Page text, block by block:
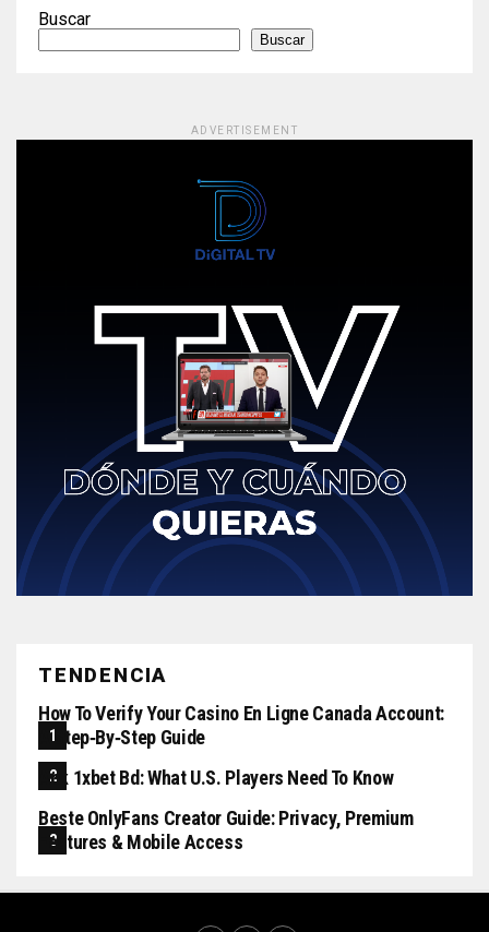
Buscar
Buscar
ADVERTISEMENT
TENDENCIA
How To Verify Your Casino En Ligne Canada Account:
A Step‑by‑step Guide
Apk 1xbet Bd: What U.S. Players Need To Know
Beste OnlyFans Creator Guide: Privacy, Premium
Features & Mobile Access